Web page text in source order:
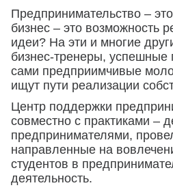
Предпринимательство –
бизнес – это возможность
идеи? На эти и многие
бизнес-тренеры, успешные
сами предприимчивые
ищут пути реализации
Центр поддержки
совместно с практиками –
предпринимателями,
направленные на
студентов в
деятельность.